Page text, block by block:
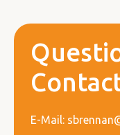
E-Mail: